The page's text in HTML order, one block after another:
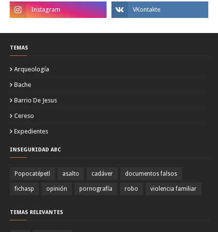
TEMAS
Arqueología
Bache
Barrio De Jesus
Cereso
Expedientes
INSEGURIDAD ABC
Popocatépetl asalto cadáver documentos falsos
fichasp opinión pornografía robo violencia familiar
TEMAS RELEVANTES